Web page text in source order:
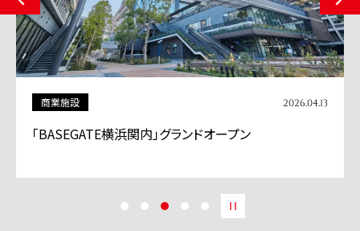
その他 2026.04.01
三井不動産カレンダー「和が街、和が故郷（ふるさと）」